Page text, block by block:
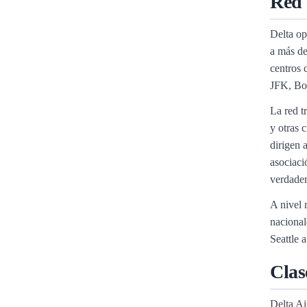
Delta
a más
centros
JFK,
La red
y otras
dirigen
A nivel
Seattle
Delta